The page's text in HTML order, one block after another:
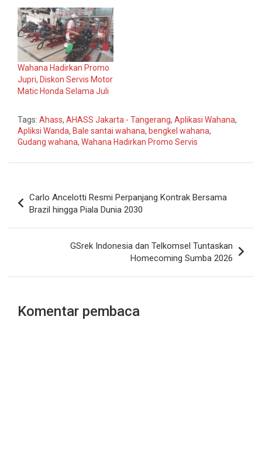
Wahana Hadirkan Promo
Jupri, Diskon Servis Motor
Matic Honda Selama Juli
Tags: Ahass, AHASS Jakarta - Tangerang, Aplikasi Wahana,
Apliksi Wanda, Bale santai wahana, bengkel wahana,
Gudang wahana, Wahana Hadirkan Promo Servis
pos
Carlo Ancelotti Resmi Perpanjang Kontrak Bersama
Brazil hingga Piala Dunia 2030
GSrek Indonesia dan Telkomsel Tuntaskan
Homecoming Sumba 2026
Komentar pembaca